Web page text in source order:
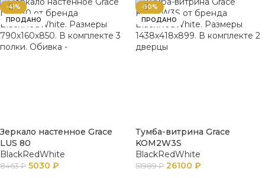
-41%
ПРОДАНО
Зеркало настенное Grace
LUS 80
BlackRedWhite
8463₽ 5030 ₽
-50%
ПРОДАНО
Тумба-витрина Grace
KOM2W3S
BlackRedWhite
51989₽ 26100 ₽